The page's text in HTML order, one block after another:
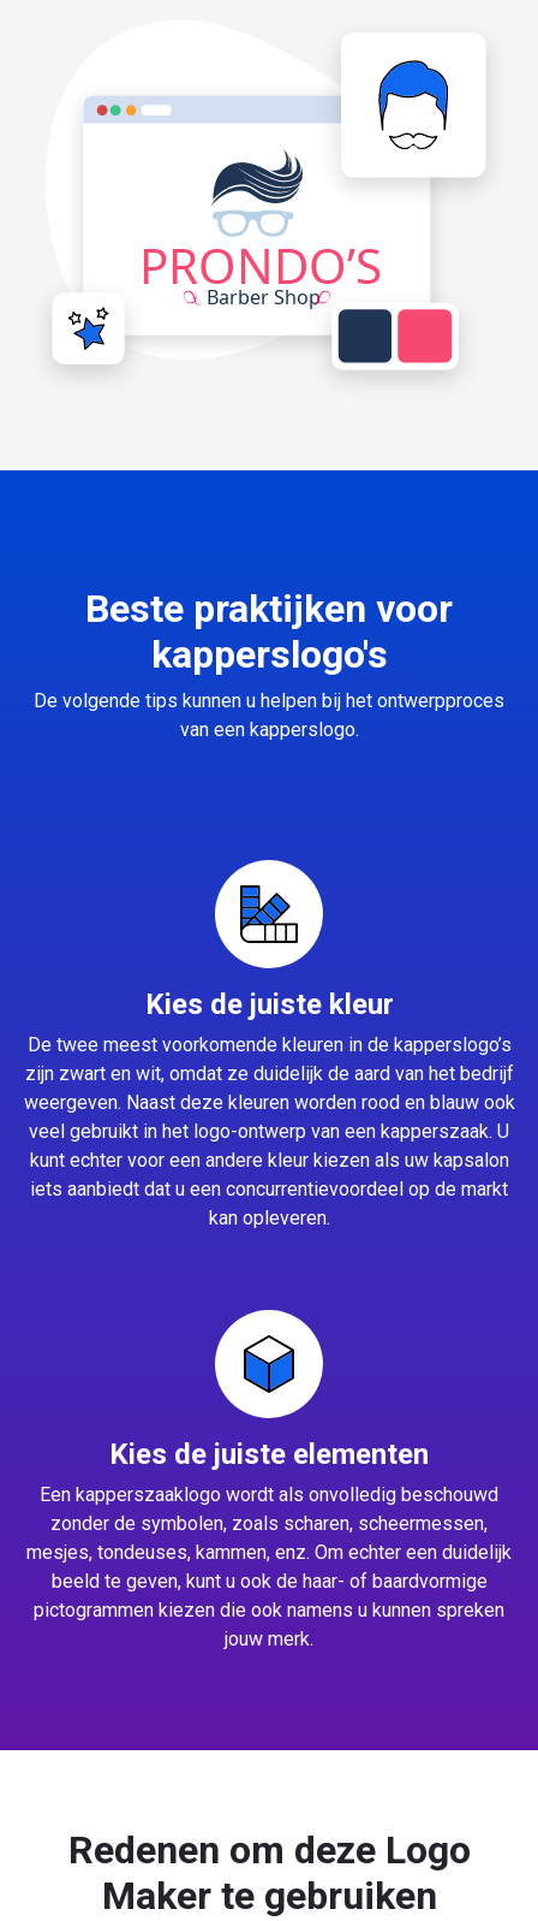
Beste praktijken voor
kapperslogo's
De volgende tips kunnen u helpen bij het ontwerpproces
van een kapperslogo.
Kies de juiste kleur
De twee meest voorkomende kleuren in de kapperslogo’s
zijn zwart en wit, omdat ze duidelijk de aard van het bedrijf
weergeven. Naast deze kleuren worden rood en blauw ook
veel gebruikt in het logo-ontwerp van een kapperszaak. U
kunt echter voor een andere kleur kiezen als uw kapsalon
iets aanbiedt dat u een concurrentievoordeel op de markt
kan opleveren.
Kies de juiste elementen
Een kapperszaaklogo wordt als onvolledig beschouwd
zonder de symbolen, zoals scharen, scheermessen,
mesjes, tondeuses, kammen, enz. Om echter een duidelijk
beeld te geven, kunt u ook de haar- of baardvormige
pictogrammen kiezen die ook namens u kunnen spreken
jouw merk.
Redenen om deze Logo
Maker te gebruiken